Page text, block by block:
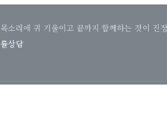
소리에 귀 기울이고 끝까지 함께하는 것이 진정
상담